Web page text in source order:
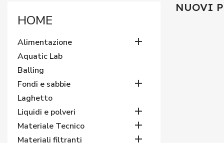
HOME
Alimentazione 
Aquatic Lab
Balling
Fondi e sabbie

Laghetto
Liquidi e polveri

Materiale Tecnico 
Materiali filtranti 
NUOVI